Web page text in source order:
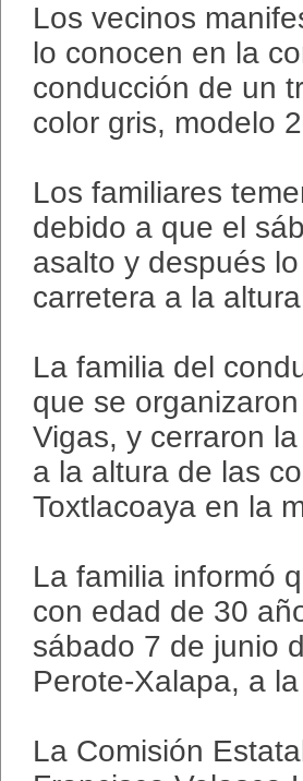
Los vecinos
lo conocen en la
conducción de un
color gris, modelo
Los familiares
debido a que el
asalto y después
carretera a la
La familia del
que se
Vigas, y cerraron
a la altura de las
Toxtlacoaya en la
La familia informó
con edad de 30
sábado 7 de junio
Perote-Xalapa, a
La Comisión